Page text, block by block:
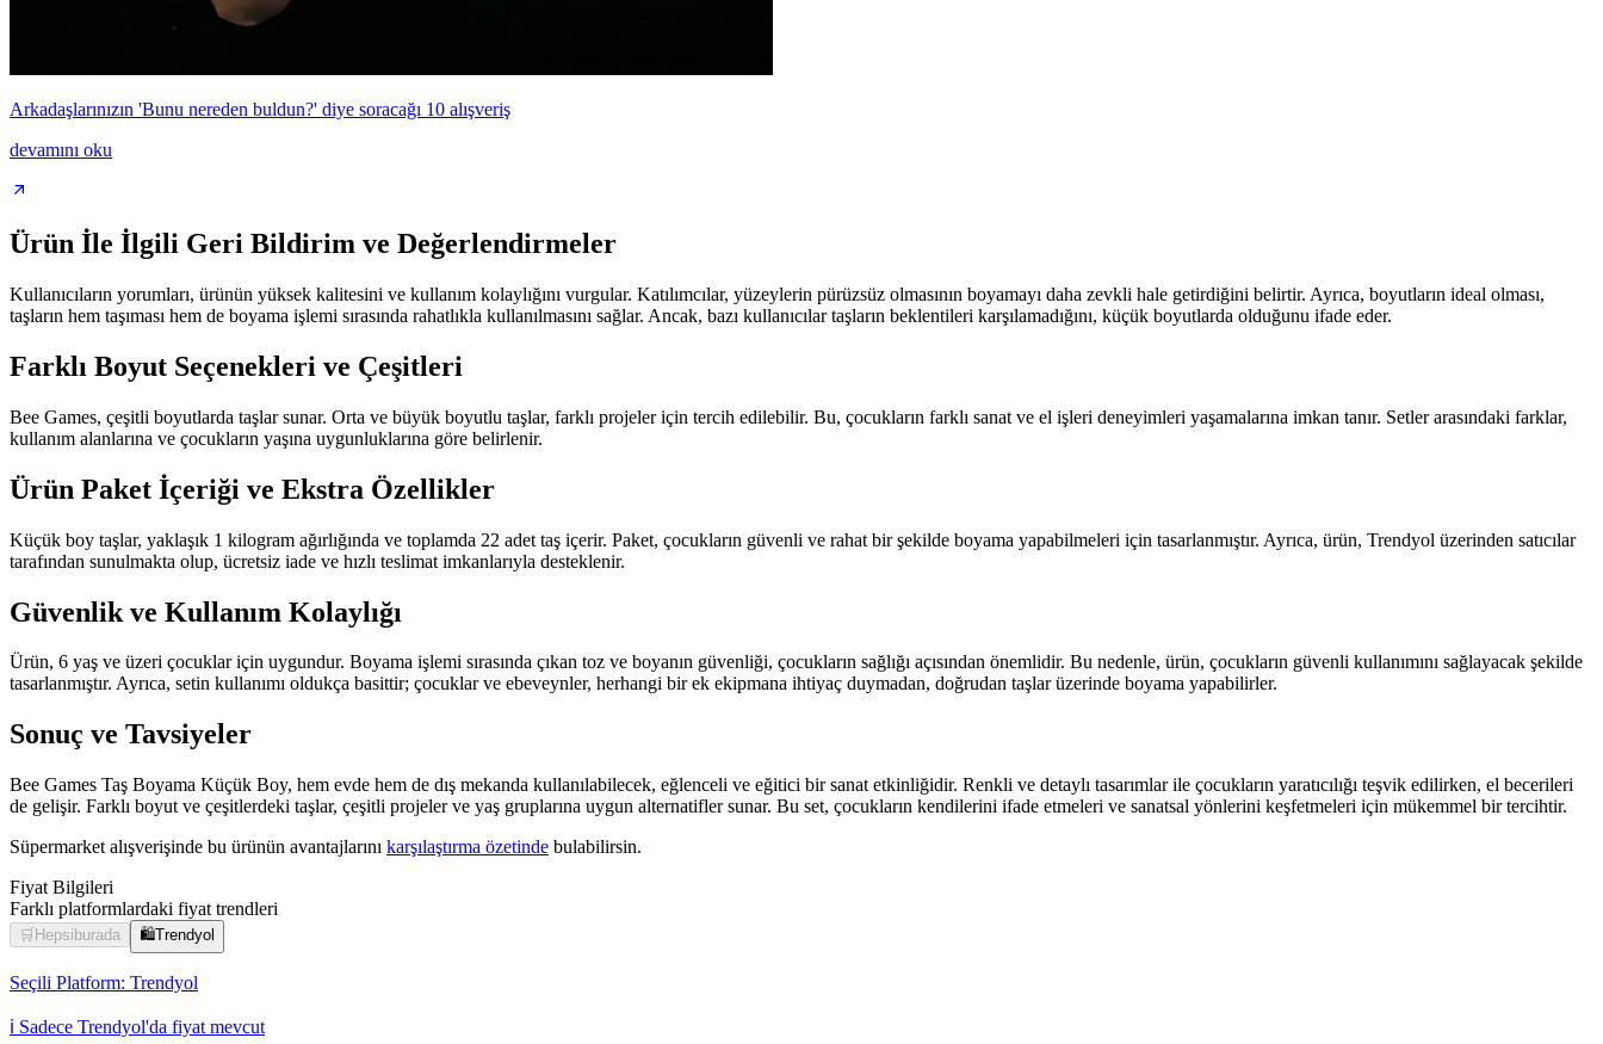
Arkadaşlarınızın 'Bunu nereden buldun?' diye soracağı 10 alışveriş
devamını oku
Ürün İle İlgili Geri Bildirim ve Değerlendirmeler
Kullanıcıların yorumları, ürünün yüksek kalitesini ve kullanım kolaylığını vurgular. Katılımcılar, yüzeylerin pürüzsüz olmasının boyamayı daha zevkli hale getirdiğini belirtir. Ayrıca, boyutların ideal olması,
taşların hem taşıması hem de boyama işlemi sırasında rahatlıkla kullanılmasını sağlar. Ancak, bazı kullanıcılar taşların beklentileri karşılamadığını, küçük boyutlarda olduğunu ifade eder.
Farklı Boyut Seçenekleri ve Çeşitleri
Bee Games, çeşitli boyutlarda taşlar sunar. Orta ve büyük boyutlu taşlar, farklı projeler için tercih edilebilir. Bu, çocukların farklı sanat ve el işleri deneyimleri yaşamalarına imkan tanır. Setler arasındaki farklar,
kullanım alanlarına ve çocukların yaşına uygunluklarına göre belirlenir.
Ürün Paket İçeriği ve Ekstra Özellikler
Küçük boy taşlar, yaklaşık 1 kilogram ağırlığında ve toplamda 22 adet taş içerir. Paket, çocukların güvenli ve rahat bir şekilde boyama yapabilmeleri için tasarlanmıştır. Ayrıca, ürün, Trendyol üzerinden satıcılar
tarafından sunulmakta olup, ücretsiz iade ve hızlı teslimat imkanlarıyla desteklenir.
Güvenlik ve Kullanım Kolaylığı
Ürün, 6 yaş ve üzeri çocuklar için uygundur. Boyama işlemi sırasında çıkan toz ve boyanın güvenliği, çocukların sağlığı açısından önemlidir. Bu nedenle, ürün, çocukların güvenli kullanımını sağlayacak şekilde
tasarlanmıştır. Ayrıca, setin kullanımı oldukça basittir; çocuklar ve ebeveynler, herhangi bir ek ekipmana ihtiyaç duymadan, doğrudan taşlar üzerinde boyama yapabilirler.
Sonuç ve Tavsiyeler
Bee Games Taş Boyama Küçük Boy, hem evde hem de dış mekanda kullanılabilecek, eğlenceli ve eğitici bir sanat etkinliğidir. Renkli ve detaylı tasarımlar ile çocukların yaratıcılığı teşvik edilirken, el becerileri
de gelişir. Farklı boyut ve çeşitlerdeki taşlar, çeşitli projeler ve yaş gruplarına uygun alternatifler sunar. Bu set, çocukların kendilerini ifade etmeleri ve sanatsal yönlerini keşfetmeleri için mükemmel bir tercihtir.
Süpermarket alışverişinde bu ürünün avantajlarını karşılaştırma özetinde bulabilirsin.
Fiyat Bilgileri
Farklı platformlardaki fiyat trendleri
🛒 Hepsiburada 🛍️Trendyol
Seçili Platform: Trendyol
ℹ️ Sadece Trendyol'da fiyat mevcut